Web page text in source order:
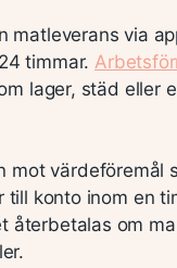
matleverans via
timmar.
lager, städ eller
mot värdeföremål
konto inom en
återbetalas om